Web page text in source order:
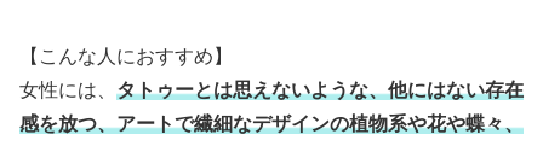
【こんな人におすすめ】
女性には、 タトゥーとは思えないような、他にはない存在
感を放つ、アートで繊細なデザインの植物系や花や蝶々、